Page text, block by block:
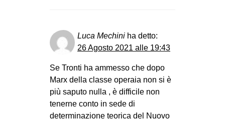
Luca Mechini ha detto:
26 Agosto 2021 alle 19:43
Se Tronti ha ammesso che dopo
Marx della classe operaia non si è
più saputo nulla , è difficile non
tenerne conto in sede di
determinazione teorica del Nuovo